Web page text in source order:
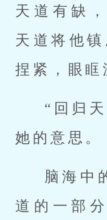
天道有缺
天道将他
捏紧，眼眶
“回归
她的意思。
脑海中
道的一部